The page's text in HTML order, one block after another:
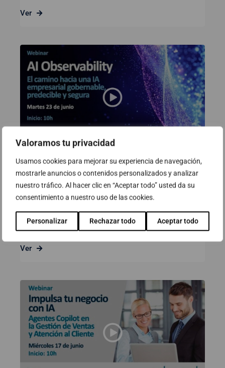
Valoramos tu privacidad
Usamos cookies para mejorar su experiencia de navegación,
mostrarle anuncios o contenidos personalizados y analizar
nuestro tráfico. Al hacer clic en “Aceptar todo” usted da su
consentimiento a nuestro uso de las cookies.
Personalizar Rechazar todo Aceptar todo
Ver
Webinar: AI Observability. El
camino hacia una IA empresarial
gobernable, predecible y segura
23 de junio de 2026
Ver